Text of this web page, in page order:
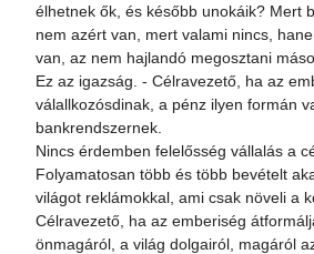
élhetnek ők, és később unokáik? Mert
nem azért van, mert valami nincs,
van, az nem hajlandó megosztani
Ez az igazság. - Célravezető, ha az
válallkozósdinak, a pénz ilyen formán
bankrendszernek.
Nincs érdemben felelősség vállalás a
Folyamatosan több és több bevételt
világot reklámokkal, ami csak növeli a
Célravezető, ha az emberiség
önmagáról, a világ dolgairól, magáról